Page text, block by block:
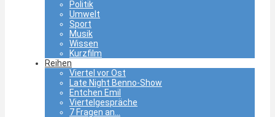
Politik
Umwelt
Sport
Musik
Wissen
Kurzfilm
Reihen
Viertel vor Ost
Late Night Benno-Show
Entchen Emil
Viertelgespräche
7 Fragen an…